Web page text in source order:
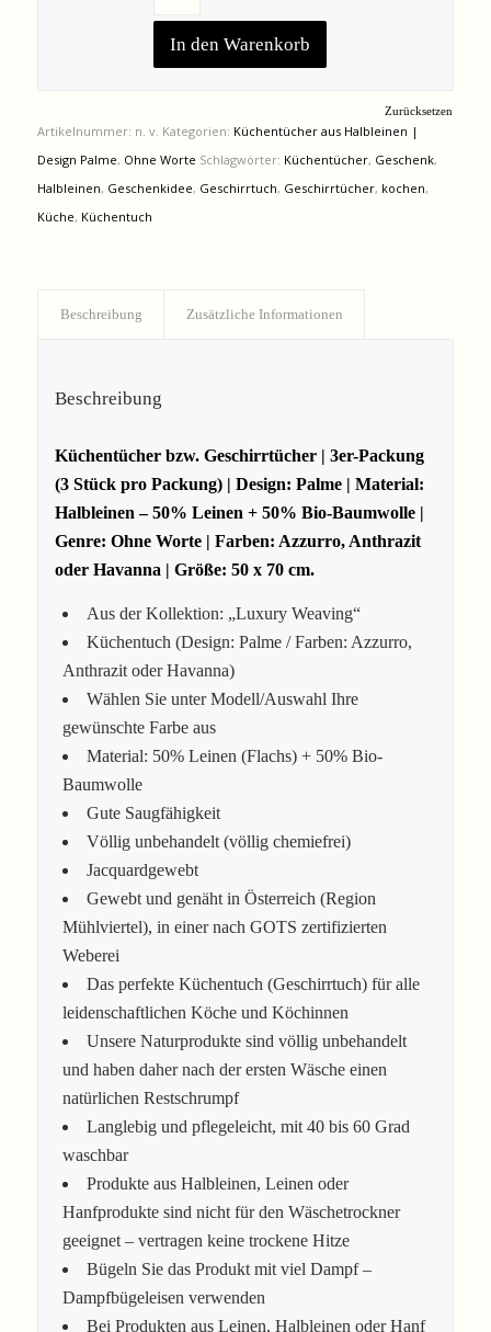
Zurücksetzen
In den Warenkorb
Artikelnummer: n. v. Kategorien: Küchentücher aus Halbleinen |
Design Palme, Ohne Worte Schlagwörter: Küchentücher, Geschenk,
Halbleinen, Geschenkidee, Geschirrtuch, Geschirrtücher, kochen,
Küche, Küchentuch
Beschreibung Zusätzliche Informationen
Beschreibung
Küchentücher bzw. Geschirrtücher | 3er-Packung
(3 Stück pro Packung) | Design: Palme | Material:
Halbleinen – 50% Leinen + 50% Bio-Baumwolle |
Genre: Ohne Worte | Farben: Azzurro, Anthrazit
oder Havanna | Größe: 50 x 70 cm.
Aus der Kollektion: „Luxury Weaving“
Küchentuch (Design: Palme / Farben: Azzurro,
Anthrazit oder Havanna)
Wählen Sie unter Modell/Auswahl Ihre
gewünschte Farbe aus
Material: 50% Leinen (Flachs) + 50% Bio-
Baumwolle
Gute Saugfähigkeit
Völlig unbehandelt (völlig chemiefrei)
Jacquardgewebt
Gewebt und genäht in Österreich (Region
Mühlviertel), in einer nach GOTS zertifizierten
Weberei
Das perfekte Küchentuch (Geschirrtuch) für alle
leidenschaftlichen Köche und Köchinnen
Unsere Naturprodukte sind völlig unbehandelt
und haben daher nach der ersten Wäsche einen
natürlichen Restschrumpf
Langlebig und pflegeleicht, mit 40 bis 60 Grad
waschbar
Produkte aus Halbleinen, Leinen oder
Hanfprodukte sind nicht für den Wäschetrockner
geeignet – vertragen keine trockene Hitze
Bügeln Sie das Produkt mit viel Dampf –
Dampfbügeleisen verwenden
Bei Produkten aus Leinen, Halbleinen oder Hanf